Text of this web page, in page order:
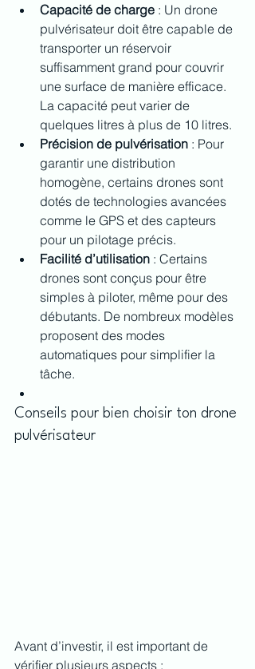
Capacité de charge : Un drone
pulvérisateur doit être capable de
transporter un réservoir
suffisamment grand pour couvrir
une surface de manière efficace.
La capacité peut varier de
quelques litres à plus de 10 litres.
Précision de pulvérisation : Pour
garantir une distribution
homogène, certains drones sont
dotés de technologies avancées
comme le GPS et des capteurs
pour un pilotage précis.
Facilité d’utilisation : Certains
drones sont conçus pour être
simples à piloter, même pour des
débutants. De nombreux modèles
proposent des modes
automatiques pour simplifier la
tâche.
Conseils pour bien choisir ton drone
pulvérisateur
Avant d’investir, il est important de
vérifier plusieurs aspects :